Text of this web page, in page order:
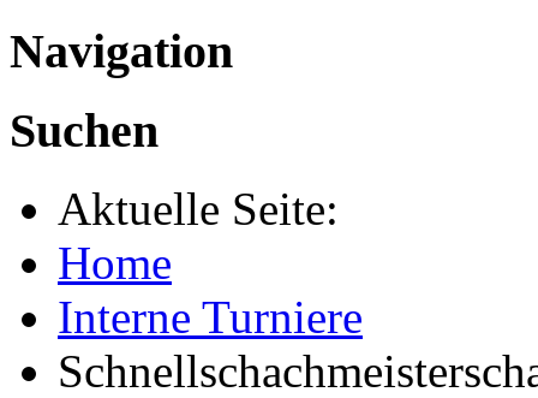
Navigation
Suchen
Aktuelle Seite:
Home
Interne Turniere